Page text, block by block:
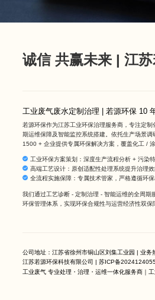
诚信 共赢未来 | 江
工业废气废水定制治理 | 若源环保 10
若源环保作为江苏工业环保治理服务商 ，专注定
期运维保障及智能监控系统搭建。依托生产场景
1500 + 企业提供专属环保解决方案，覆盖化工 /
工业环保方案策划：深度生产流程分析 + 污染
高端工艺设计：原创适配性处理系统提升治理
全流程实施保障：专属技术管家，严格遵循环
我们通过工艺诊断 - 定制治理 - 智能运维的全周期
环保管理体系，实现环保合规性与运营经济性双保
公司地址：江苏省徐州市铜山区刘集工业园 | 业务
江苏若源环保科技有限公司 | 苏ICP备
工业废气 专业处理 ・治理・运维一体化服务商｜